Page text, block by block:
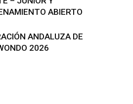
ABIERTO
ANDALUZA DE
2026